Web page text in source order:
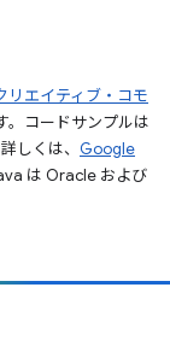
リエイティブ・コモ
。コードサンプルは
しくは、 Google
は Oracle および